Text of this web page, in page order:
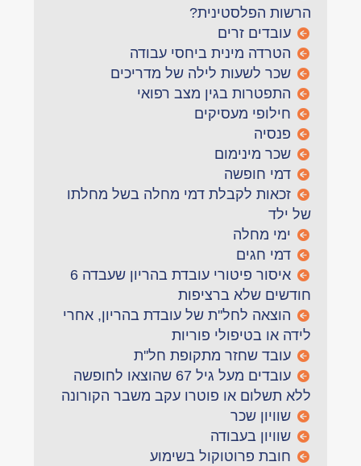
הרשות הפלסטינית?
עובדים זרים
הטרדה מינית ביחסי עבודה
שכר לשעות לילה של מדריכים
התפטרות בגין מצב רפואי
חילופי מעסיקים
פנסיה
שכר מינימום
דמי חופשה
זכאות לקבלת דמי מחלה בשל מחלתו
של ילד
ימי מחלה
דמי חגים
איסור פיטורי עובדת בהריון שעבדה 6
חודשים שלא ברציפות
הוצאה לחל''ת של עובדת בהריון, אחרי
לידה או בטיפולי פוריות
עובד שחזר מתקופת חל''ת
עובדים מעל גיל 67 שהוצאו לחופשה
ללא תשלום או פוטרו עקב משבר הקורונה
שוויון שכר
שוויון בעבודה
חובת פרוטוקול בשימוע